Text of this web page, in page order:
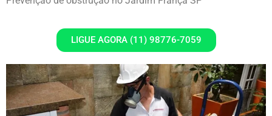
LIGUE AGORA (11) 98776-7059